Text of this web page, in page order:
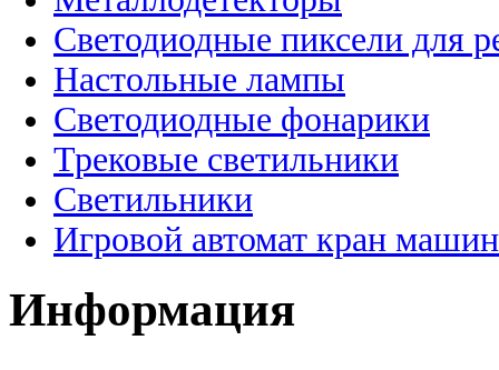
Светодиодные пиксели для
Настольные лампы
Светодиодные фонарики
Трековые светильники
Светильники
Игровой автомат кран
Информация